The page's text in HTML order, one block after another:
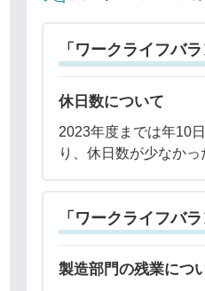
「ワークライフバ
休日数について
2023年度までは年10
り、休日数が少なか
完全週休2日制となり
なる見込みです。また
「ワークライフバ
製造部門の残業につ